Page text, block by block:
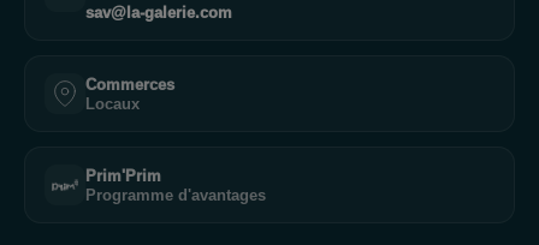
sav@la-galerie.com
Commerces
Locaux
Prim'Prim
Programme d'avantages